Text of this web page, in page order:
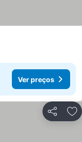
Ver preços
Partilhar